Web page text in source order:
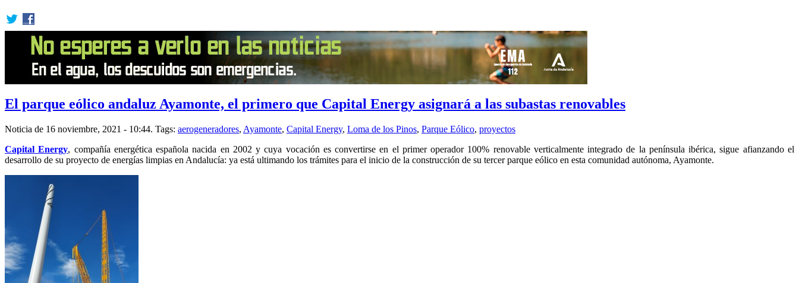
El parque eólico andaluz Ayamonte, el primero que Capital Energy asignará a las subastas renovables
Noticia de 16 noviembre, 2021 - 10:44. Tags: aerogeneradores, Ayamonte, Capital Energy, Loma de los Pinos, Parque Eólico, proyectos
Capital Energy, compañía energética española nacida en 2002 y cuya vocación es convertirse en el primer operador 100% renovable verticalmente integrado de la península ibérica, sigue afianzando el
desarrollo de su proyecto de energías limpias en Andalucía: ya está ultimando los trámites para el inicio de la construcción de su tercer parque eólico en esta comunidad autónoma, Ayamonte.